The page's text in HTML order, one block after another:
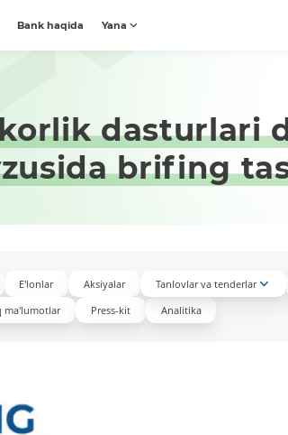
Bank haqida Yana
dasturlari
brifing
E'lonlar Aksiyalar Tanlovlar va tenderlar
ma'lumotlar Press-kit Analitika